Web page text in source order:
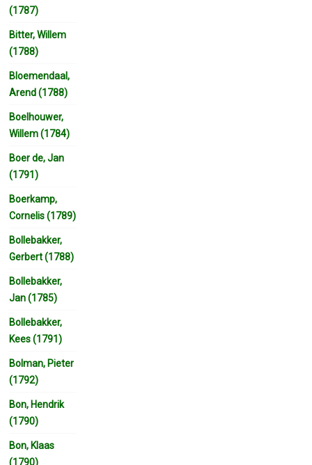
(1787)
Bitter, Willem
(1788)
Bloemendaal,
Arend (1788)
Boelhouwer,
Willem (1784)
Boer de, Jan
(1791)
Boerkamp,
Cornelis (1789)
Bollebakker,
Gerbert (1788)
Bollebakker,
Jan (1785)
Bollebakker,
Kees (1791)
Bolman, Pieter
(1792)
Bon, Hendrik
(1790)
Bon, Klaas
(1790)